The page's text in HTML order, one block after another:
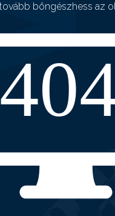
böngészhess az